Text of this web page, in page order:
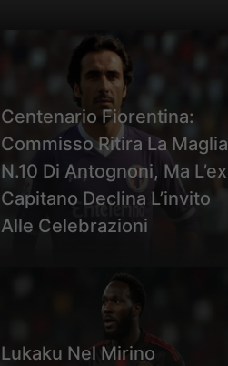
Centenario Fiorentina:
Commisso Ritira La Maglia
N.10 Di Antognoni, Ma L’ex
Capitano Declina L’invito
Alle Celebrazioni
Lukaku Nel Mirino